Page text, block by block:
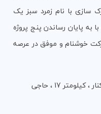
سازی با نام زمرد سبز یک
پایان رساندن پنج پروژه
خوشنام و موفق در عرصه
منطقه آزاد انزلی ، جاده ساحلی زیباکنار ، کیلومتر 17 ، حاجی